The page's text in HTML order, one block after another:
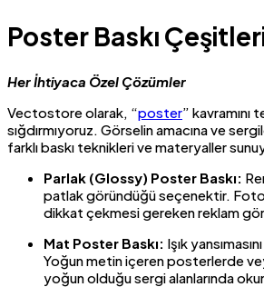
Poster Baskı
Her İhtiyaca Özel Çözümler
Vectostore olarak, “poster” kavramını
sığdırmıyoruz. Görselin amacına ve
farklı baskı teknikleri ve materyaller
Parlak (Glossy) Poster Baskı:
patlak göründüğü seçenektir.
dikkat çekmesi gereken reklam
Mat Poster Baskı: Işık
Yoğun metin içeren posterlerde
yoğun olduğu sergi alanlarında